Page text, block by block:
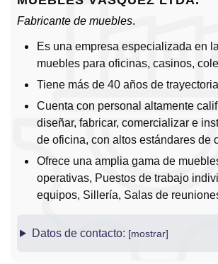
Fabricante de muebles.
Es una empresa especializada en
muebles para oficinas, casinos,
Tiene más de 40 años de
Cuenta con personal altamente
diseñar, fabricar, comercializar e
de oficina, con altos estándares de
Ofrece una amplia gama de
operativas, Puestos de trabajo
equipos, Sillería, Salas de
Datos de contacto: